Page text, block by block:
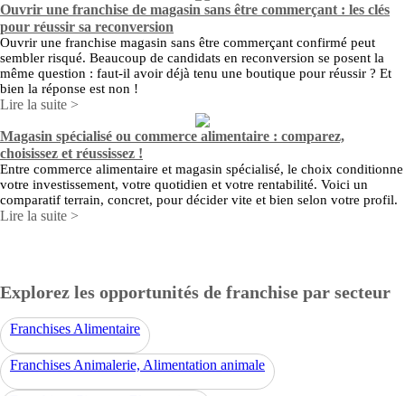
Ouvrir une franchise de magasin sans être commerçant : les clés
pour réussir sa reconversion
Ouvrir une franchise magasin sans être commerçant confirmé peut
sembler risqué. Beaucoup de candidats en reconversion se posent la
même question : faut-il avoir déjà tenu une boutique pour réussir ? Et
bien la réponse est non !
Lire la suite >
Magasin spécialisé ou commerce alimentaire : comparez,
choisissez et réussissez !
Entre commerce alimentaire et magasin spécialisé, le choix conditionne
votre investissement, votre quotidien et votre rentabilité. Voici un
comparatif terrain, concret, pour décider vite et bien selon votre profil.
Lire la suite >
Explorez les opportunités de franchise par secteur
Franchises Alimentaire
Franchises Animalerie, Alimentation animale